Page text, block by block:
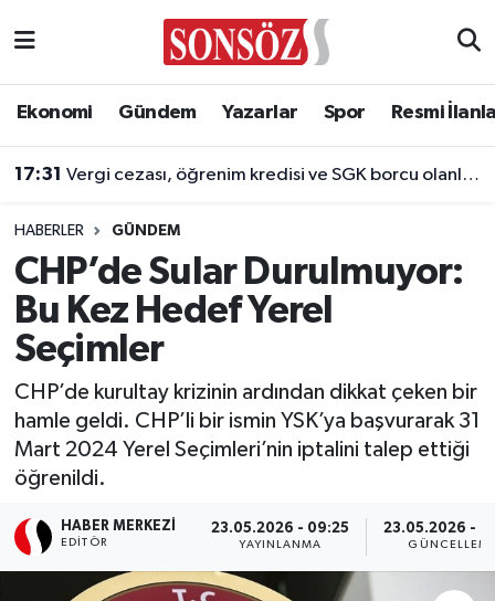
Ekonomi Gündem Yazarlar Spor Resmi
17:31 Vergi cezası, öğrenim kredisi ve SGK borcu olanlar dikkat!
HABERLER GÜNDEM
CHP’de Sular Durulmuyor:
Bu Kez Hedef Yerel
Seçimler
CHP’de kurultay krizinin ardından dikkat çeken bir
hamle geldi. CHP’li bir ismin YSK’ya başvurarak 31
Mart 2024 Yerel Seçimleri’nin iptalini talep ettiği
öğrenildi.
HABER MERKEZI
EDITÖR
23.05.2026 - 09:25
YAYINLANMA
23.05.2026 -
Asayiş
Biyografi
Çevre
Diğer
Dünya
Eğitim
Ekonomi
Eleman
Ankara Nöbetçi Eczaneler
Ankara Trafik Yoğunluk Haritası
Süper Lig Puan Durumu ve Fikstür
Tüm Manşetler
Son Dakika Haberleri
Haber Arşivi